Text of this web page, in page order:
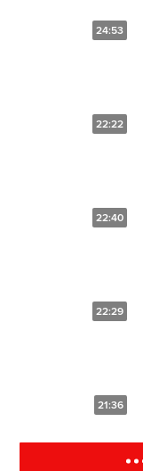
24:53
22:22
22:40
22:29
21:36